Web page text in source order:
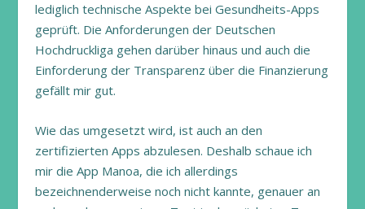
lediglich technische Aspekte bei Gesundheits-Apps
geprüft. Die Anforderungen der Deutschen
Hochdruckliga gehen darüber hinaus und auch die
Einforderung der Transparenz über die Finanzierung
gefällt mir gut.
Wie das umgesetzt wird, ist auch an den
zertifizierten Apps abzulesen. Deshalb schaue ich
mir die App Manoa, die ich allerdings
bezeichnenderweise noch nicht kannte, genauer an